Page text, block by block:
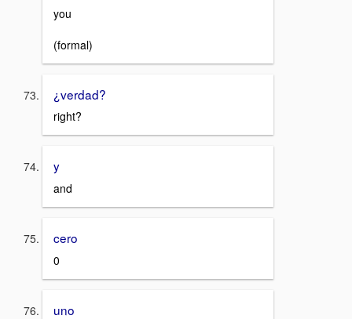
you
(formal)
¿verdad?
right?
y
and
cero
0
uno